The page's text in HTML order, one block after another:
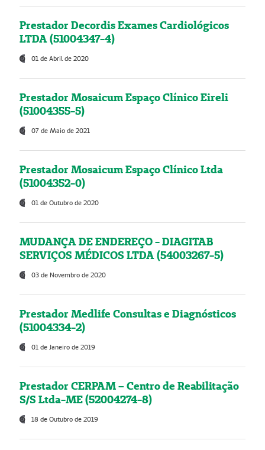
Prestador Decordis Exames Cardiológicos
LTDA (51004347-4)
01 de Abril de 2020
Prestador Mosaicum Espaço Clínico Eireli
(51004355-5)
07 de Maio de 2021
Prestador Mosaicum Espaço Clínico Ltda
(51004352-0)
01 de Outubro de 2020
MUDANÇA DE ENDEREÇO - DIAGITAB
SERVIÇOS MÉDICOS LTDA (54003267-5)
03 de Novembro de 2020
Prestador Medlife Consultas e Diagnósticos
(51004334-2)
01 de Janeiro de 2019
Prestador CERPAM – Centro de Reabilitação
S/S Ltda-ME (52004274-8)
18 de Outubro de 2019